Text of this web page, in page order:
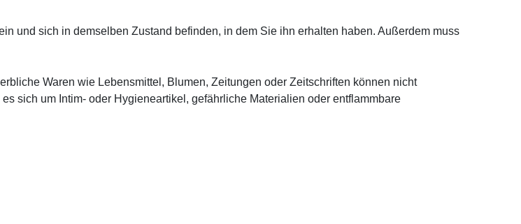
und sich in demselben Zustand befinden, in dem Sie ihn erhalten haben. Außerdem muss
Waren wie Lebensmittel, Blumen, Zeitungen oder Zeitschriften können nicht
sich um Intim- oder Hygieneartikel, gefährliche Materialien oder entflammbare